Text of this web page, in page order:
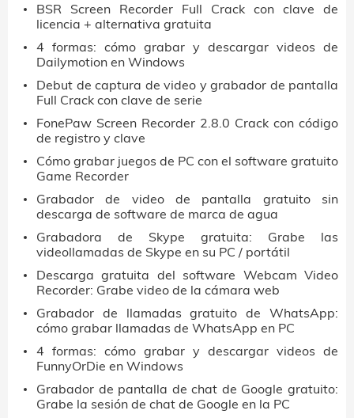
BSR Screen Recorder Full Crack con clave de
licencia + alternativa gratuita
4 formas: cómo grabar y descargar videos de
Dailymotion en Windows
Debut de captura de video y grabador de pantalla
Full Crack con clave de serie
FonePaw Screen Recorder 2.8.0 Crack con código
de registro y clave
Cómo grabar juegos de PC con el software gratuito
Game Recorder
Grabador de video de pantalla gratuito sin
descarga de software de marca de agua
Grabadora de Skype gratuita: Grabe las
videollamadas de Skype en su PC / portátil
Descarga gratuita del software Webcam Video
Recorder: Grabe video de la cámara web
Grabador de llamadas gratuito de WhatsApp:
cómo grabar llamadas de WhatsApp en PC
4 formas: cómo grabar y descargar videos de
FunnyOrDie en Windows
Grabador de pantalla de chat de Google gratuito:
Grabe la sesión de chat de Google en la PC